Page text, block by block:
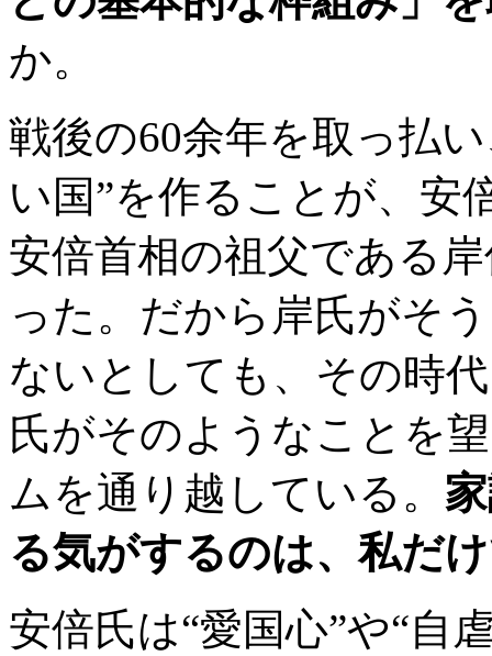
か。
戦後の60余年を取っ払
い国”を作ることが、安
安倍首相の祖父である
った。だから岸氏がそ
ないとしても、その時
氏がそのようなことを
ムを通り越している。
る気がするのは、私だ
安倍氏は“愛国心”や“自